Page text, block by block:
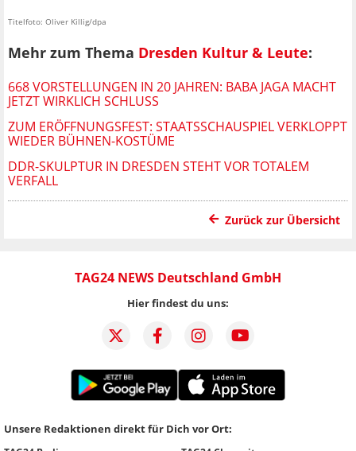
Titelfoto: Oliver Killig/dpa
Mehr zum Thema Dresden Kultur & Leute:
668 VORSTELLUNGEN IN 20 JAHREN: BABA JAGA MACHT
JETZT WIRKLICH SCHLUSS
ZUM ERÖFFNUNGSFEST: STAATSSCHAUSPIEL VERKLOPPT
WIEDER BÜHNEN-KOSTÜME
DDR-SKULPTUR IN DRESDEN STEHT VOR TOTALEM
VERFALL
Zurück zur Übersicht
TAG24 NEWS Deutschland GmbH
Hier findest du uns:
Unsere Redaktionen direkt für Dich vor Ort: